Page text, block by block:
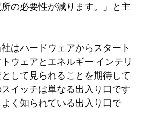
の必要性が減ります。」と主
はハードウェアからスタート
ウェアとエネルギー インテリ
して見られることを期待して
イッチは単なる出入り口です
く知られている出入り口で